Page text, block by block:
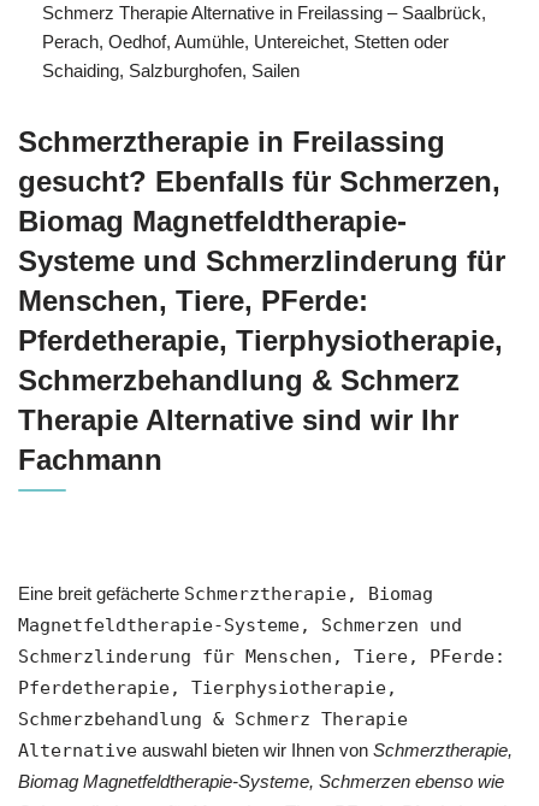
Schmerz Therapie Alternative in Freilassing – Saalbrück,
Perach, Oedhof, Aumühle, Untereichet, Stetten oder
Schaiding, Salzburghofen, Sailen
Schmerztherapie in Freilassing
gesucht? Ebenfalls für Schmerzen,
Biomag Magnetfeldtherapie-
Systeme und Schmerzlinderung für
Menschen, Tiere, PFerde:
Pferdetherapie, Tierphysiotherapie,
Schmerzbehandlung & Schmerz
Therapie Alternative sind wir Ihr
Fachmann
Eine breit gefächerte Schmerztherapie, Biomag
Magnetfeldtherapie-Systeme, Schmerzen und
Schmerzlinderung für Menschen, Tiere, PFerde:
Pferdetherapie, Tierphysiotherapie,
Schmerzbehandlung & Schmerz Therapie
Alternative auswahl bieten wir Ihnen von Schmerztherapie,
Biomag Magnetfeldtherapie-Systeme, Schmerzen ebenso wie